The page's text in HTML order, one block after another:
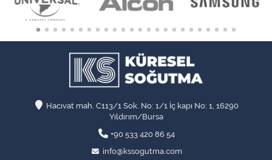
Hacıvat mah. C113/1 Sok. No: 1/1 İç kapı No: 1, 16290
Yıldırım/Bursa
+90 533 420 86 54
info@kssogutma.com